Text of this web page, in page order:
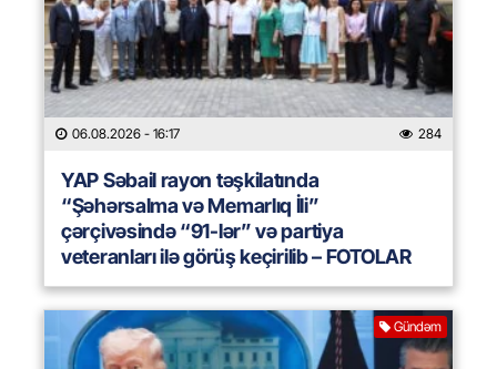
06.08.2026 - 16:17 284
YAP Səbail rayon təşkilatında
“Şəhərsalma və Memarlıq İli”
çərçivəsində “91-lər” və partiya
veteranları ilə görüş keçirilib – FOTOLAR
Gündəm